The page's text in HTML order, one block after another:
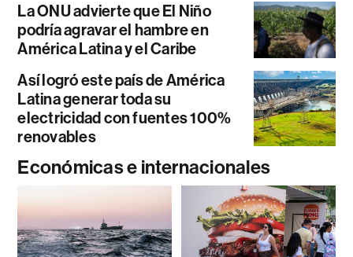
La ONU advierte que El Niño
podría agravar el hambre en
América Latina y el Caribe
Así logró este país de América
Latina generar toda su
electricidad con fuentes 100%
renovables
Económicas e internacionales